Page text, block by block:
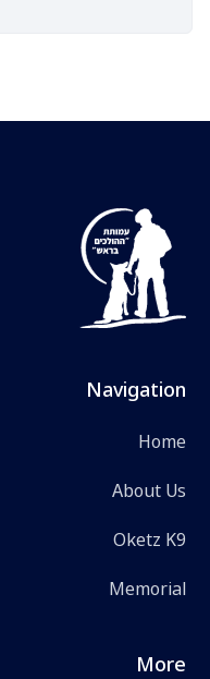
Navigation
Home
About Us
Oketz K9
Memorial
More